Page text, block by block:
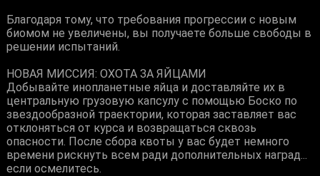
Благодаря тому, что требования прогрессии с новым
биомом не увеличены, вы получаете больше свободы в
решении испытаний.
НОВАЯ МИССИЯ: ОХОТА ЗА ЯЙЦАМИ
Добывайте инопланетные яйца и доставляйте их в
центральную грузовую капсулу с помощью Боско по
звездообразной траектории, которая заставляет вас
отклоняться от курса и возвращаться сквозь
опасности. После сбора квоты у вас будет немного
времени рискнуть всем ради дополнительных наград...
если осмелитесь.